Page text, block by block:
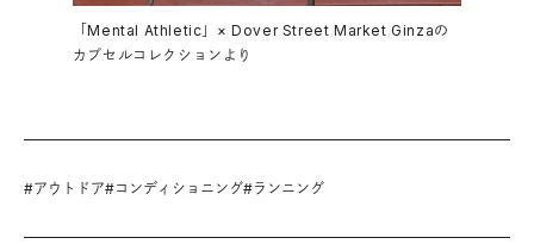
「Mental Athletic」× Dover Street Market Ginzaの
カプセルコレクションより
#アウトドア#コンディショニング#ランニング